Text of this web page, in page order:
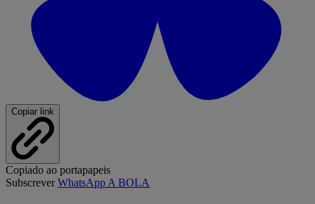
Copiar link
Copiado ao portapapeis
SubscreverWhatsApp A BOLA